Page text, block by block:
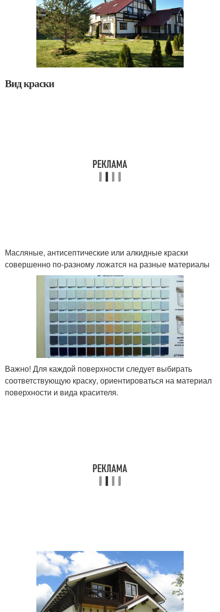
Вид краски
Масляные, антисептические или алкидные краски
совершенно по-разному ложатся на разные материалы
Важно! Для каждой поверхности следует выбирать
соответствующую краску, ориентироваться на материал
поверхности и вида красителя.